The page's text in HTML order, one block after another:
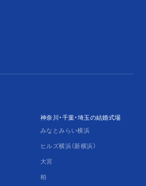
神奈川・千葉・埼玉の結婚式場
みなとみらい横浜
ヒルズ横浜（新横浜）
大宮
柏